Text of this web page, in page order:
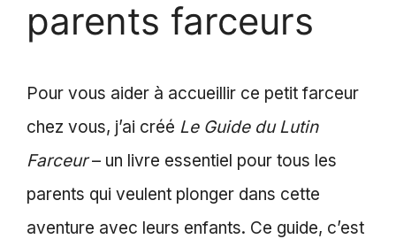
parents farceurs
Pour vous aider à accueillir ce petit farceur
chez vous, j’ai créé Le Guide du Lutin
Farceur– un livre essentiel pour tous les
parents qui veulent plonger dans cette
aventure avec leurs enfants. Ce guide, c’est